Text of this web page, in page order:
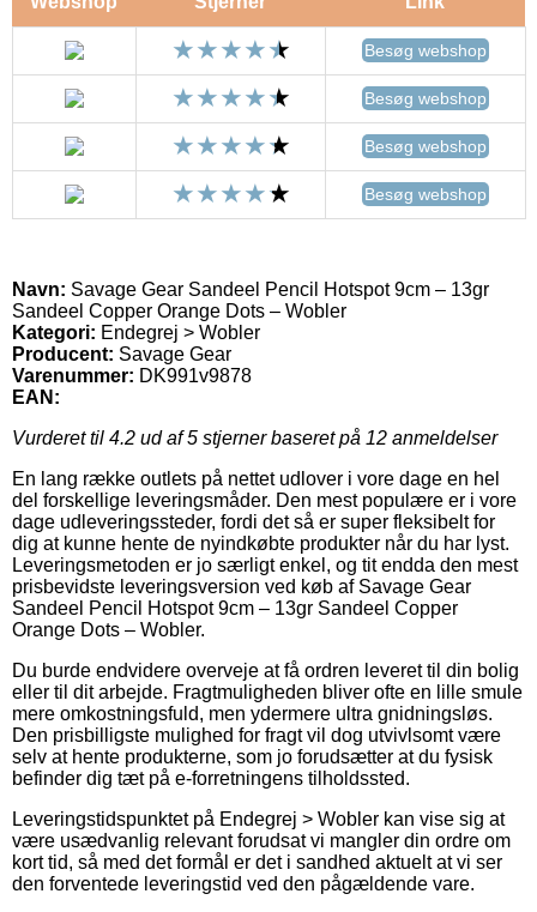
Besøg webshop
Besøg webshop
Besøg webshop
Besøg webshop
Navn: Savage Gear Sandeel Pencil Hotspot 9cm – 13gr
Sandeel Copper Orange Dots – Wobler
Kategori: Endegrej > Wobler
Producent: Savage Gear
Varenummer: DK991v9878
EAN:
Vurderet til 4.2 ud af 5 stjerner baseret på 12 anmeldelser
En lang række outlets på nettet udlover i vore dage en hel
del forskellige leveringsmåder. Den mest populære er i vore
dage udleveringssteder, fordi det så er super fleksibelt for
dig at kunne hente de nyindkøbte produkter når du har lyst.
Leveringsmetoden er jo særligt enkel, og tit endda den mest
prisbevidste leveringsversion ved køb af Savage Gear
Sandeel Pencil Hotspot 9cm – 13gr Sandeel Copper
Orange Dots – Wobler.
Du burde endvidere overveje at få ordren leveret til din bolig
eller til dit arbejde. Fragtmuligheden bliver ofte en lille smule
mere omkostningsfuld, men ydermere ultra gnidningsløs.
Den prisbilligste mulighed for fragt vil dog utvivlsomt være
selv at hente produkterne, som jo forudsætter at du fysisk
befinder dig tæt på e-forretningens tilholdssted.
Leveringstidspunktet på Endegrej > Wobler kan vise sig at
være usædvanlig relevant forudsat vi mangler din ordre om
kort tid, så med det formål er det i sandhed aktuelt at vi ser
den forventede leveringstid ved den pågældende vare.